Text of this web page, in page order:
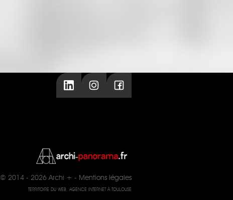
© 2014 - 2026 Archi + - Mentions légales
TERRITOIRE DU WEB, AGENCE INTERNET À TOULOUSE